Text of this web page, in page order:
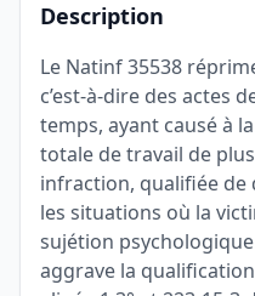
Description
Le Natinf 35538
c’est-à-dire des actes
temps, ayant causé à
totale de travail de
infraction, qualifiée de
les situations où la
sujétion
aggrave la